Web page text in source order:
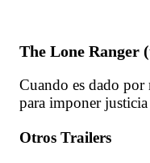
The Lone Ranger
Cuando es dado por
para imponer
Otros Trailers